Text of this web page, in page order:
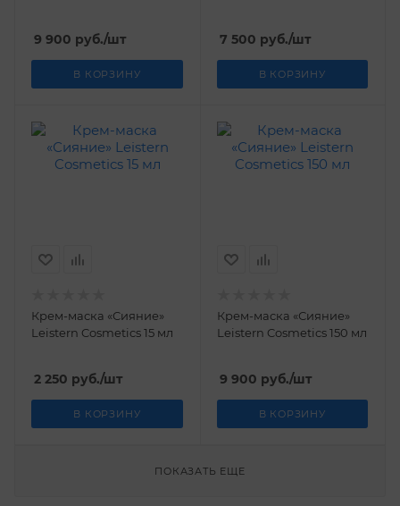
9 900 руб./шт
В КОРЗИНУ
7 500 руб./шт
В КОРЗИНУ
Крем-маска «Сияние»
Leistern Cosmetics 15 мл
2 250 руб./шт
В КОРЗИНУ
Крем-маска «Сияние»
Leistern Cosmetics 150 мл
9 900 руб./шт
В КОРЗИНУ
ПОКАЗАТЬ ЕЩЕ